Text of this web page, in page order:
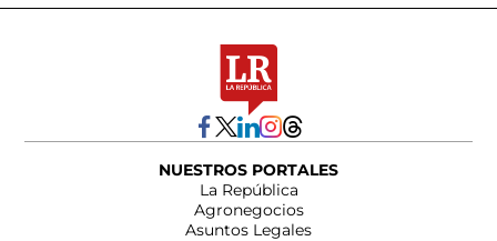
NUESTROS PORTALES
La República
Agronegocios
Asuntos Legales